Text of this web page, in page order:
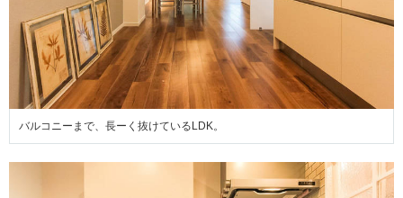
バルコニーまで、長ーく抜けているLDK。